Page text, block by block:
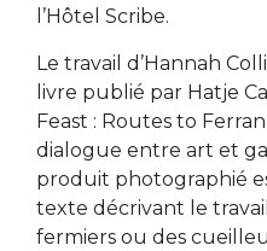
l’Hôtel Scribe.
Le travail d’Hannah
livre publié par Hatje
Feast : Routes to
dialogue entre art et
produit photographié
texte décrivant le
fermiers ou des